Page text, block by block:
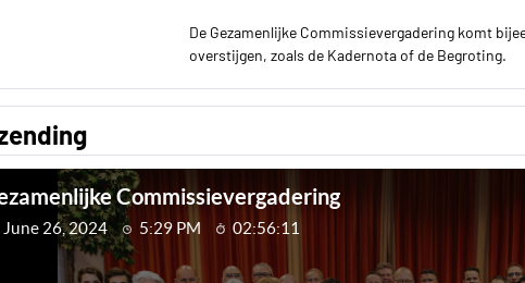
De Gezamenlijke Commissievergadering komt
overstijgen, zoals de Kadernota of de Begroting.